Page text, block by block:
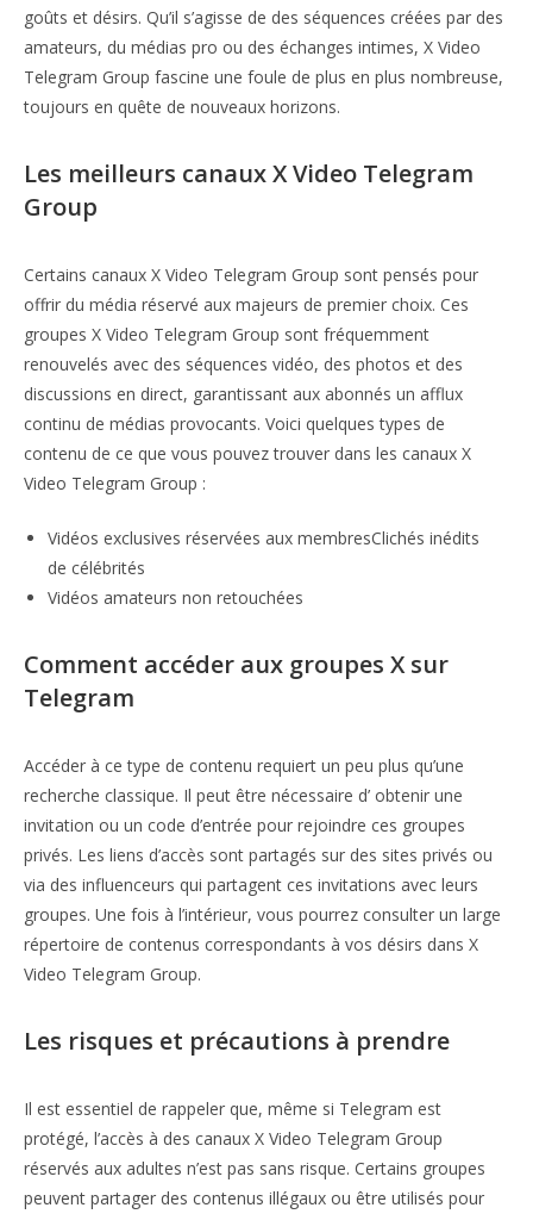
goûts et désirs. Qu’il s’agisse de des séquences créées par des
amateurs, du médias pro ou des échanges intimes, X Video
Telegram Group fascine une foule de plus en plus nombreuse,
toujours en quête de nouveaux horizons.
Les meilleurs canaux X Video Telegram
Group
Certains canaux X Video Telegram Group sont pensés pour
offrir du média réservé aux majeurs de premier choix. Ces
groupes X Video Telegram Group sont fréquemment
renouvelés avec des séquences vidéo, des photos et des
discussions en direct, garantissant aux abonnés un afflux
continu de médias provocants. Voici quelques types de
contenu de ce que vous pouvez trouver dans les canaux X
Video Telegram Group :
Vidéos exclusives réservées aux membresClichés inédits
de célébrités
Vidéos amateurs non retouchées
Comment accéder aux groupes X sur
Telegram
Accéder à ce type de contenu requiert un peu plus qu’une
recherche classique. Il peut être nécessaire d’ obtenir une
invitation ou un code d’entrée pour rejoindre ces groupes
privés. Les liens d’accès sont partagés sur des sites privés ou
via des influenceurs qui partagent ces invitations avec leurs
groupes. Une fois à l’intérieur, vous pourrez consulter un large
répertoire de contenus correspondants à vos désirs dans X
Video Telegram Group.
Les risques et précautions à prendre
Il est essentiel de rappeler que, même si Telegram est
protégé, l’accès à des canaux X Video Telegram Group
réservés aux adultes n’est pas sans risque. Certains groupes
peuvent partager des contenus illégaux ou être utilisés pour